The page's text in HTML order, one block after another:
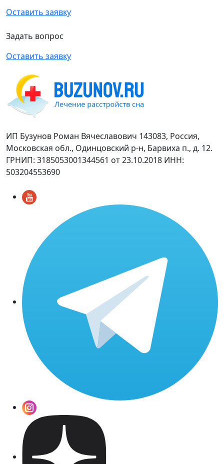
Оставить заявку
Задать вопрос
Оставить заявку
ИП Бузунов Роман Вячеславович 143083, Россия,
Московская обл., Одинцовский р-н, Барвиха п., д. 12.
ГРНИП: 3185053001344561 от 23.10.2018 ИНН:
503204553690